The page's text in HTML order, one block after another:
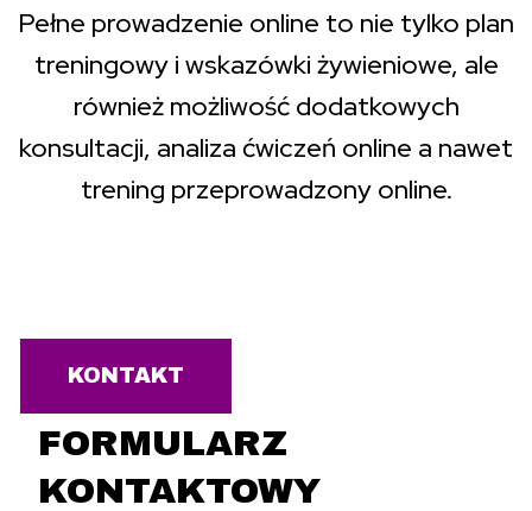
Pełne prowadzenie online to nie tylko plan
treningowy i wskazówki żywieniowe, ale
również możliwość dodatkowych
konsultacji, analiza ćwiczeń online a nawet
trening przeprowadzony online.
KONTAKT
FORMULARZ
KONTAKTOWY